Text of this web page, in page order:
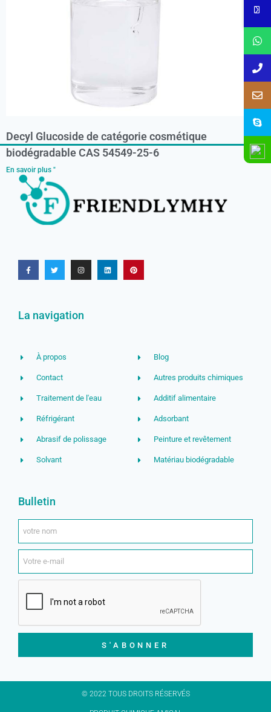
Decyl Glucoside de catégorie cosmétique
biodégradable CAS 54549-25-6
En savoir plus "
La navigation
À propos
Contact
Traitement de l'eau
Réfrigérant
Abrasif de polissage
Solvant
Blog
Autres produits chimiques
Additif alimentaire
Adsorbant
Peinture et revêtement
Matériau biodégradable
Bulletin
S'ABONNER
© 2022 TOUS DROITS RÉSERVÉS​